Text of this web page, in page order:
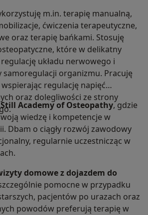
m.in. terapię manualną,
ćwiczenia terapeutyczne,
oraz terapię bańkami. Stosuję
które w delikatny
układu nerwowego i
samoregulacji organizmu. Pracuję
regulację napięć
oraz dolegliwości ze strony
Still Academy of Osteopathy, gdzie
wiedzę i kompetencje w
Dbam o ciągły rozwój zawodowy
regularnie uczestnicząc w
domowe z dojazdem do
pomocne w przypadku
pacjentów po urazach oraz
powodów preferują terapię w